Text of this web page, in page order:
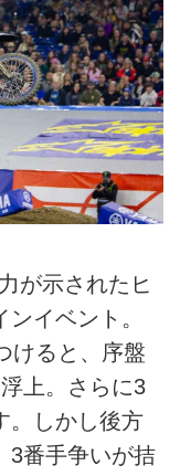
が示されたヒ
イベント。
けると、序盤
上。さらに3
。しかし後方
3番手争いが拮